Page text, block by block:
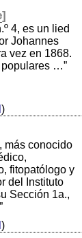
]
4, es un lied
Johannes
vez en 1868.
populares …”
)
más conocido
fitopatólogo y
del Instituto
Sección 1a.,
)